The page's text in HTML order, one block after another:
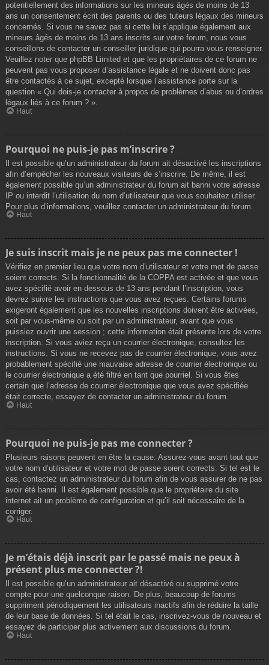
potentiellement des informations sur les mineurs âgés de moins de 13
ans un consentement écrit des parents ou des tuteurs légaux des mineurs
concernés. Si vous ne savez pas si cette loi s’applique également aux
mineurs âgés de moins de 13 ans inscrits sur votre forum, nous vous
conseillons de contacter un conseiller juridique qui pourra vous renseigner.
Veuillez noter que phpBB Limited et que les propriétaires de ce forum ne
peuvent pas vous proposer d’assistance légale et ne doivent donc pas
être contactés à ce sujet, excepté lorsque l’assistance porte sur la
question « Qui dois-je contacter à propos de problèmes d’abus ou d’ordres
légaux liés à ce forum ? ».
Haut
Pourquoi ne puis-je pas m’inscrire ?
Il est possible qu’un administrateur du forum ait désactivé les inscriptions
afin d’empêcher les nouveaux visiteurs de s’inscrire. De même, il est
également possible qu’un administrateur du forum ait banni votre adresse
IP ou interdit l’utilisation du nom d’utilisateur que vous souhaitez utiliser.
Pour plus d’informations, veuillez contacter un administrateur du forum.
Haut
Je suis inscrit mais je ne peux pas me connecter !
Vérifiez en premier lieu que votre nom d’utilisateur et votre mot de passe
soient corrects. Si la fonctionnalité de la COPPA est activée et que vous
avez spécifié avoir en dessous de 13 ans pendant l’inscription, vous
devrez suivre les instructions que vous avez reçues. Certains forums
exigeront également que les nouvelles inscriptions doivent être activées,
soit par vous-même ou soit par un administrateur, avant que vous
puissiez ouvrir une session ; cette information était présente lors de votre
inscription. Si vous aviez reçu un courrier électronique, consultez les
instructions. Si vous ne recevez pas de courrier électronique, vous avez
probablement spécifié une mauvaise adresse de courrier électronique ou
le courrier électronique a été filtré en tant que pourriel. Si vous êtes
certain que l’adresse de courrier électronique que vous avez spécifiée
était correcte, essayez de contacter un administrateur du forum.
Haut
Pourquoi ne puis-je pas me connecter ?
Plusieurs raisons peuvent en être la cause. Assurez-vous avant tout que
votre nom d’utilisateur et votre mot de passe soient corrects. Si tel est le
cas, contactez un administrateur du forum afin de vous assurer de ne pas
avoir été banni. Il est également possible que le propriétaire du site
internet ait un problème de configuration et qu’il soit nécessaire de la
corriger.
Haut
Je m’étais déjà inscrit par le passé mais ne peux à
présent plus me connecter ?!
Il est possible qu’un administrateur ait désactivé ou supprimé votre
compte pour une quelconque raison. De plus, beaucoup de forums
suppriment périodiquement les utilisateurs inactifs afin de réduire la taille
de leur base de données. Si tel était le cas, inscrivez-vous de nouveau et
essayez de participer plus activement aux discussions du forum.
Haut